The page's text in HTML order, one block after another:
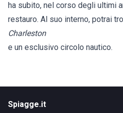
ha subito, nel corso degli ultimi
restauro. Al suo interno, potrai
Charleston
e un esclusivo circolo nautico.
Spiagge.it